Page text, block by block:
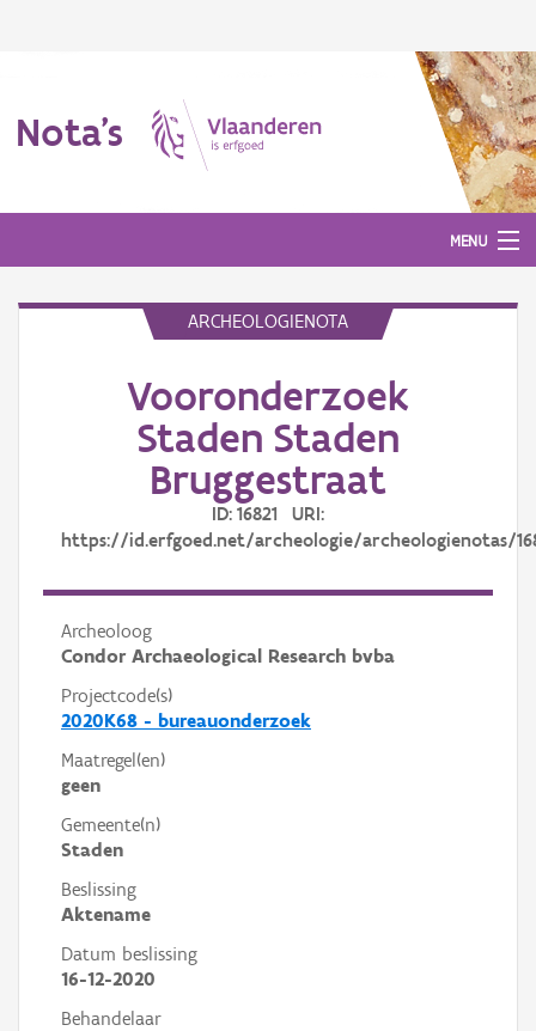
Nota's
MENU
ARCHEOLOGIENOTA
Vooronderzoek
Staden Staden
Bruggestraat
ID: 16821 URI:
https://id.erfgoed.net/archeologie/archeologienotas/
Archeoloog
Condor Archaeological Research bvba
Projectcode(s)
2020K68 - bureauonderzoek
Maatregel(en)
geen
Gemeente(n)
Staden
Beslissing
Aktename
Datum beslissing
16-12-2020
Behandelaar